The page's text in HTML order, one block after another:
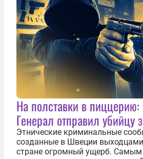
На полставки в пиццерию:
Генерал отправил убийцу
Этнические криминальные
созданные в Швеции выходцами
стране огромный ущерб.